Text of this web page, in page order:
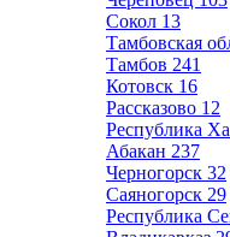
Сокол 13
Тамбовская
Тамбов 241
Котовск 16
Рассказово 12
Республика
Абакан 237
Черногорск 32
Саяногорск 29
Республика